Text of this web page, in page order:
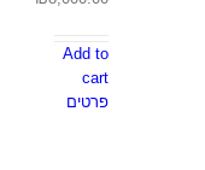
Add to
cart
פרטים